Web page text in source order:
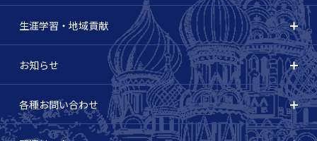
生涯学習・地域貢献
お知らせ
各種お問い合わせ